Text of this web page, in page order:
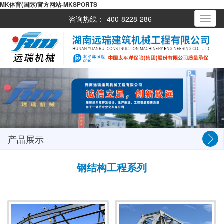
MK体育(国际)官方网站-MKSPORTS
咨询热线： 400-8228-286
产品展示
钢结构工程系列
Toggle